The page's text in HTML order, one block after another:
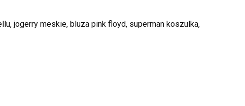
jogerry meskie, bluza pink floyd, superman koszulka,